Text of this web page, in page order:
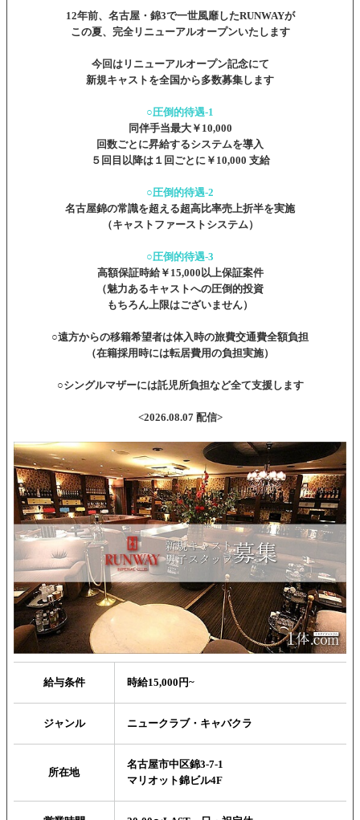
12年前、名古屋・錦3で一世風靡したRUNWAYが
この夏、完全リニューアルオープンいたします
今回はリニューアルオープン記念にて
新規キャストを全国から多数募集します
○圧倒的待遇-1
同伴手当最大￥10,000
回数ごとに昇給するシステムを導入
５回目以降は１回ごとに￥10,000 支給
○圧倒的待遇-2
名古屋錦の常識を超える超高比率売上折半を実施
（キャストファーストシステム）
○圧倒的待遇-3
高額保証時給￥15,000以上保証案件
（魅力あるキャストへの圧倒的投資
もちろん上限はございません）
○遠方からの移籍希望者は体入時の旅費交通費全額負担
（在籍採用時には転居費用の負担実施）
○シングルマザーには託児所負担など全て支援します
<2026.08.07 配信>
給与条件 時給15,000円~
ジャンル ニュークラブ・キャバクラ
所在地
名古屋市中区錦3-7-1
マリオット錦ビル4F